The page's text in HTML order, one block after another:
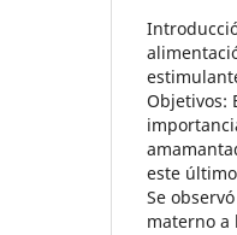
Objetivos:
este
Se
materno a